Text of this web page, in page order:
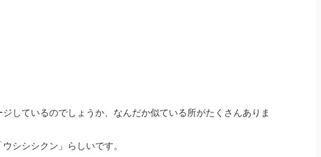
しているのでしょうか、なんだか似ている所がたくさんありま
シシシクン」らしいです。